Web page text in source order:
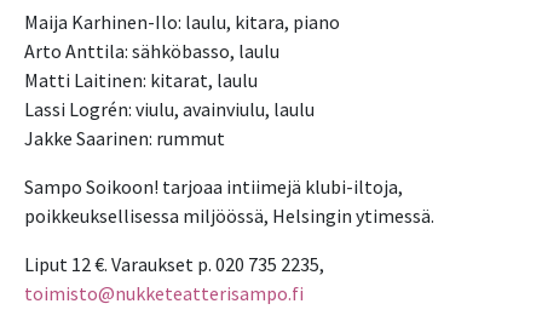
Maija Karhinen-Ilo: laulu, kitara, piano
Arto Anttila: sähköbasso, laulu
Matti Laitinen: kitarat, laulu
Lassi Logrén: viulu, avainviulu, laulu
Jakke Saarinen: rummut
Sampo Soikoon! tarjoaa intiimejä klubi-iltoja,
poikkeuksellisessa miljöössä, Helsingin ytimessä.
Liput 12 €. Varaukset p. 020 735 2235,
toimisto@nukketeatterisampo.fi